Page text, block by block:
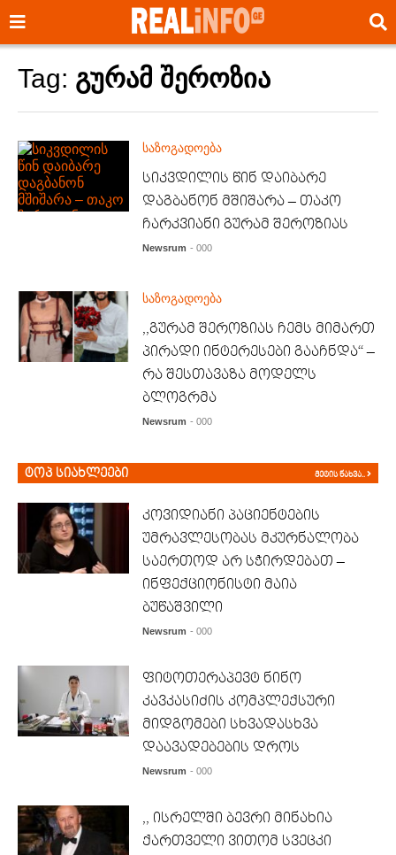
Tag: გურამ შეროზია
საზოგადოება
სიკვდილის წინ დაიბარე
დაგბანონ მშიშარა – თაკო
ჩარკვიანი გურამ შეროზიას
Newsrum - 000
საზოგადოება
,,გურამ შეროზიას ჩემს მიმართ
პირადი ინტერესები გააჩნდა“ –
რა შესთავაზა მოდელს
ბლოგრმა
Newsrum - 000
ტოპ სიახლეები მეტის ნახვა..
კოვიდიანი პაციენტების
უმრავლესობას მკურნალობა
საერთოდ არ სჭირდებათ –
ინფექციონისტი მაია
ბუწაშვილი
Newsrum - 000
ფიტოთერაპევტ ნინო
კავკასიძის კომპლექსური
მიდგომები სხვადასხვა
დაავადებების დროს
Newsrum - 000
,, ისრელში ბევრი მინახია
ქართველი ვითომ სვეცკი